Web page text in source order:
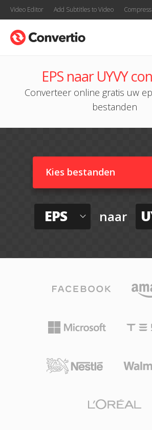
Video Editor Add Subtitles to Video
EPS naar UYVY
Converteer online gratis uw
bestanden
Kies bestanden
EPS naar